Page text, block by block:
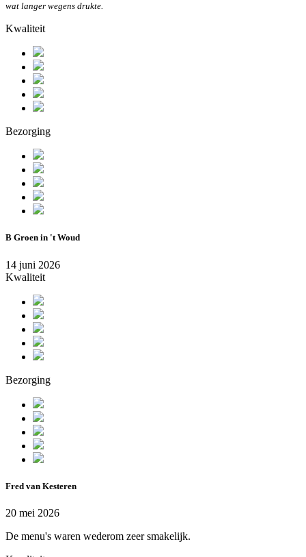
wat langer wegens drukte.
Kwaliteit
Bezorging
B Groen in 't Woud
14 juni 2026
Kwaliteit
Bezorging
Fred van Kesteren
20 mei 2026
De menu's waren wederom zeer smakelijk.